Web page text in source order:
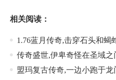
相关阅读：
1.76蓝月传奇,击穿石头和蝎
传奇盛世,伊卑奇怪在圣域之
盟玛复古传奇,一边小跑于